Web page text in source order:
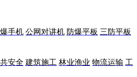
手机 公网对讲机 防爆平板 三防平板
安全 建筑施工 林业渔业 物流运输 工